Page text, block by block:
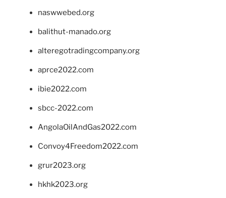
naswwebed.org
balithut-manado.org
alteregotradingcompany.org
aprce2022.com
ibie2022.com
sbcc-2022.com
AngolaOilAndGas2022.com
Convoy4Freedom2022.com
grur2023.org
hkhk2023.org